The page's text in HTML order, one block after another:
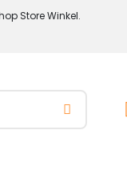
Store Winkel.